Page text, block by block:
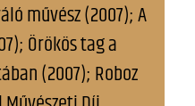
művész (2007); A
Örökös tag a
(2007); Roboz